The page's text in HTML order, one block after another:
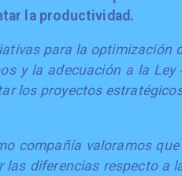
la productividad.
para la optimización
y la adecuación a la Ley
los proyectos
compañía valoramos
diferencias respecto a